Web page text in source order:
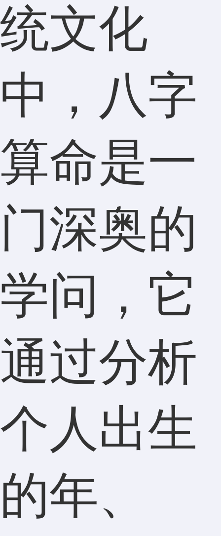
统文化
中，八字
算命是一
门深奥的
学问，它
通过分析
个人出生
的年、